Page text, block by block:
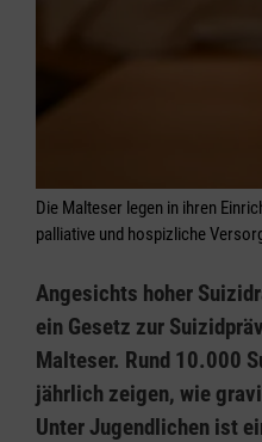
Die Malteser legen in ihren
palliative und hospizliche
Angesichts hoher
ein Gesetz zur
Malteser. Rund 10.000
jährlich zeigen, wie
Unter Jugendlichen ist